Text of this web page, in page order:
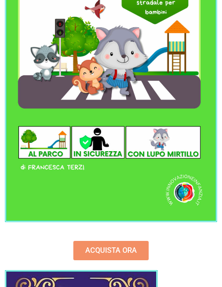
ACQUISTA ORA